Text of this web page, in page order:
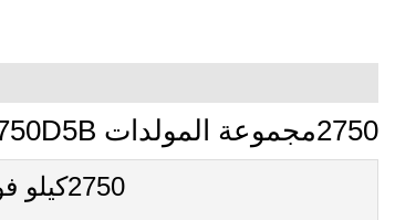
2750مجموعة المولدات kva Cummins Power Generation C2750D5B
2750كيلو فولت أمبير C2750D5B المعلمات الرئيسية